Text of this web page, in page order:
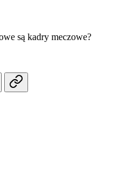
są kadry meczowe?